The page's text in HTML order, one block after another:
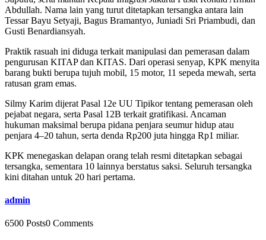
Abdullah. Nama lain yang turut ditetapkan tersangka antara lain
Tessar Bayu Setyaji, Bagus Bramantyo, Juniadi Sri Priambudi, dan
Gusti Benardiansyah.
Praktik rasuah ini diduga terkait manipulasi dan pemerasan dalam
pengurusan KITAP dan KITAS. Dari operasi senyap, KPK menyita
barang bukti berupa tujuh mobil, 15 motor, 11 sepeda mewah, serta
ratusan gram emas.
Silmy Karim dijerat Pasal 12e UU Tipikor tentang pemerasan oleh
pejabat negara, serta Pasal 12B terkait gratifikasi. Ancaman
hukuman maksimal berupa pidana penjara seumur hidup atau
penjara 4–20 tahun, serta denda Rp200 juta hingga Rp1 miliar.
KPK menegaskan delapan orang telah resmi ditetapkan sebagai
tersangka, sementara 10 lainnya berstatus saksi. Seluruh tersangka
kini ditahan untuk 20 hari pertama.
admin
6500 Posts0 Comments